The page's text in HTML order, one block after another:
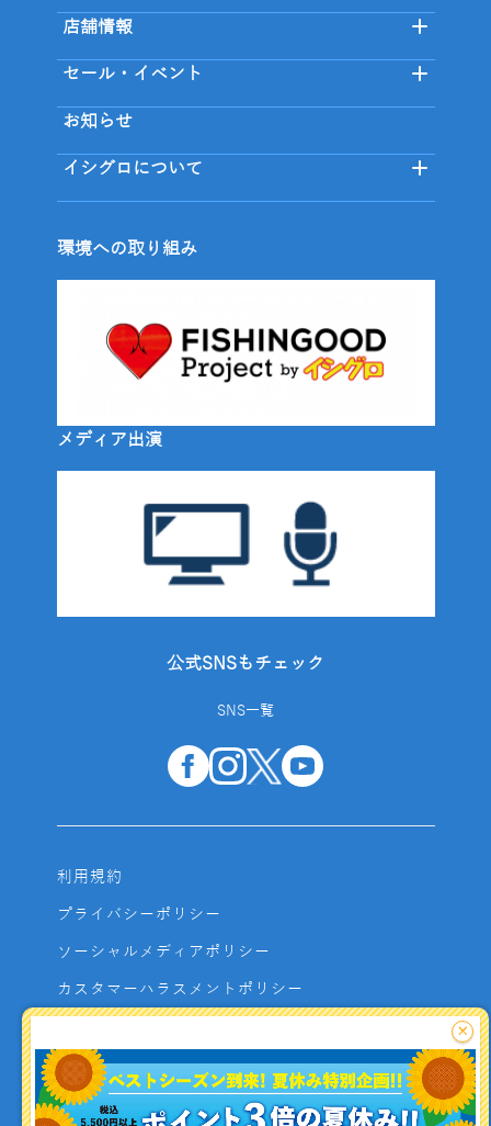
店舗情報
セール・イベント
お知らせ
イシグロについて
環境への取り組み
メディア出演
公式SNSもチェック
SNS一覧
利用規約
プライバシーポリシー
ソーシャルメディアポリシー
カスタマーハラスメントポリシー
よくあるご質問
お問い合わせ
×